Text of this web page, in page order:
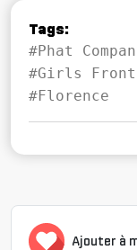
Tags:
#Phat
#Girls
#Florence
Ajouter à